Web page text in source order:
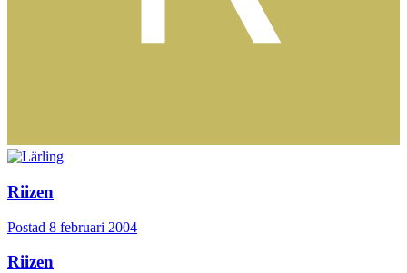
Riizen
Postad 8 februari 2004
Riizen